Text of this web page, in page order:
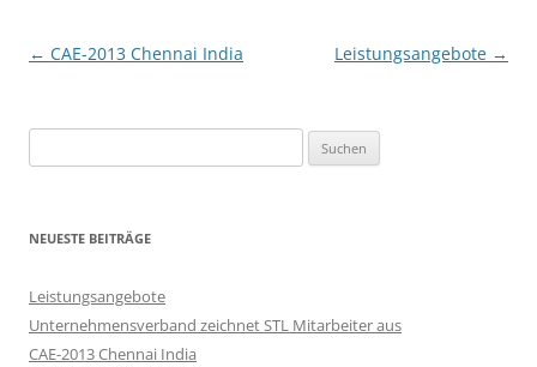
Beitragsnavigation
← CAE-2013 Chennai India Leistungsangebote →
nach:
NEUESTE BEITRÄGE
Leistungsangebote
Unternehmensverband zeichnet STL Mitarbeiter aus
CAE-2013 Chennai India